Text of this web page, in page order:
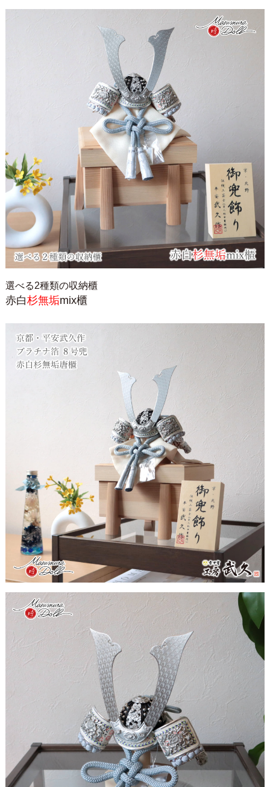
選べる2種類の収納櫃
赤白杉無垢mix櫃